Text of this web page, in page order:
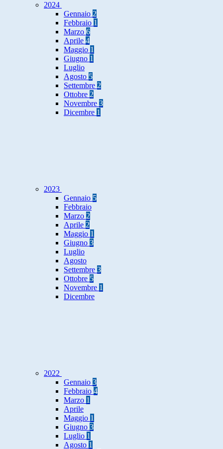
2024
Gennaio 2
Febbraio 1
Marzo 6
Aprile 4
Maggio 1
Giugno 1
Luglio
Agosto 5
Settembre 2
Ottobre 2
Novembre 3
Dicembre 1
2023
Gennaio 5
Febbraio
Marzo 2
Aprile 2
Maggio 1
Giugno 3
Luglio
Agosto
Settembre 3
Ottobre 5
Novembre 1
Dicembre
2022
Gennaio 3
Febbraio 4
Marzo 1
Aprile
Maggio 1
Giugno 3
Luglio 1
Agosto 1